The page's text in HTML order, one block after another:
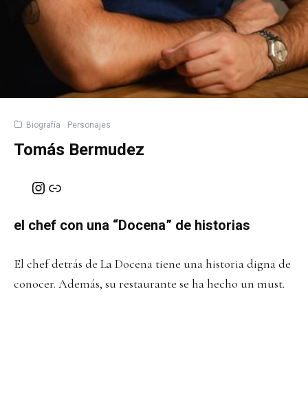
Biografía Personajes
Tomás Bermudez
Instagram
Enlace
el chef con una “Docena” de historias
El chef detrás de La Docena tiene una historia digna de
conocer. Además, su restaurante se ha hecho un must.